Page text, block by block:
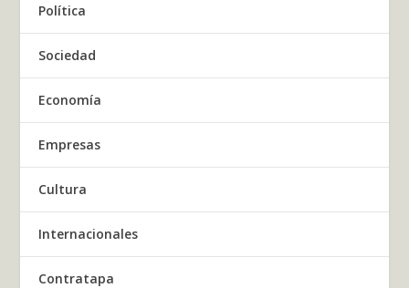
Política
Sociedad
Economía
Empresas
Cultura
Internacionales
Contratapa